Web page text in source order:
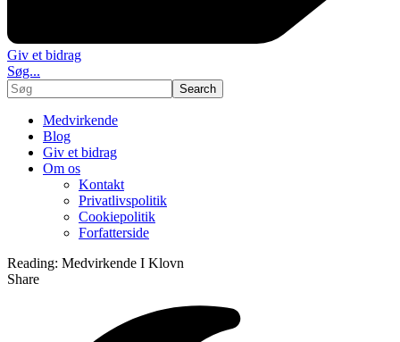
Giv et bidrag
Søg...
Medvirkende
Blog
Giv et bidrag
Om os
Kontakt
Privatlivspolitik
Cookiepolitik
Forfatterside
Reading: Medvirkende I Klovn
Share